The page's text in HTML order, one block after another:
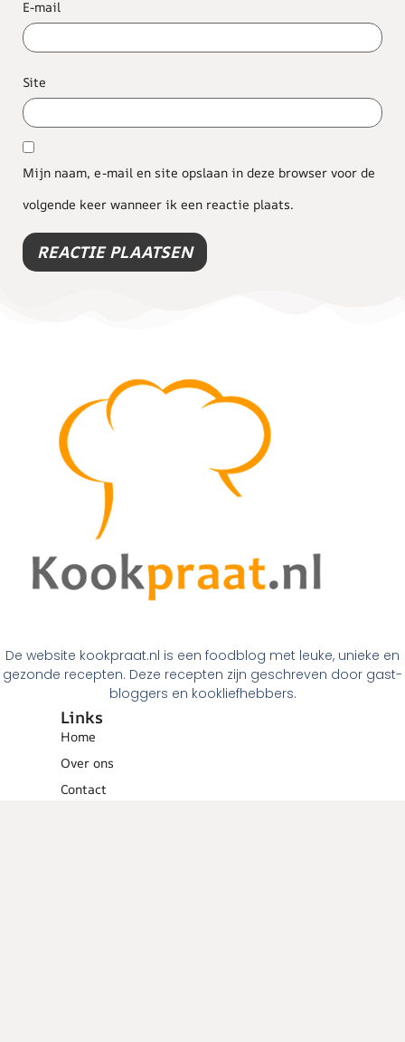
E-mail
Site
Mijn naam, e-mail en site opslaan in deze browser voor de
volgende keer wanneer ik een reactie plaats.
De website kookpraat.nl is een foodblog met leuke, unieke en
gezonde recepten. Deze recepten zijn geschreven door gast-
bloggers en kookliefhebbers.
Links
Home
Over ons
Contact